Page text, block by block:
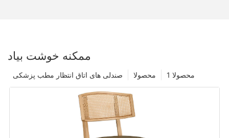
ممکنه خوشت بیاد
محصولا 1 محصولا صندلی های اتاق انتظار مطب پزشکی